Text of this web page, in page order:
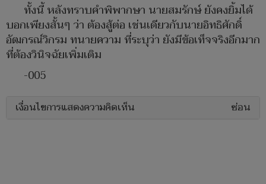
ทั้งนี้ หลังทราบคำพิพากษา นายสมรักษ์ ยังคงยิ้มได้
บอกเพียงสั้นๆ ว่า ต้องสู้ต่อ เช่นเดียวกับนายอิทธิศักดิ์
อัฒกรณ์วิกรม ทนายความ ที่ระบุว่า ยังมีข้อเท็จจริงอีกมาก
ที่ต้องวินิจฉัยเพิ่มเติม
-005
เงื่อนไขการแสดงความคิดเห็น ซ่อน